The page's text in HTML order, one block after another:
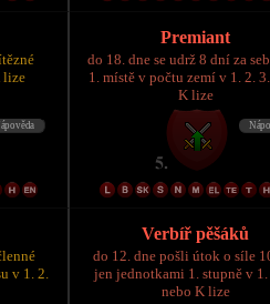
lize
Premiant
do 18. dne se udrž 8 dní za
1. místě v počtu zemí v 1. 2.
K lize
v 1. 2.
Verbíř pěšáků
do 12. dne pošli útok o síle
jen jednotkami 1. stupně v 1.
nebo K lize